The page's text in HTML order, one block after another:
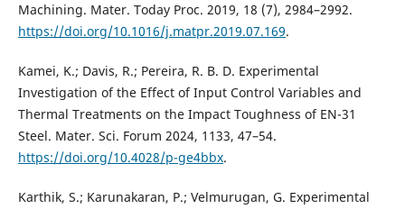
Machining. Mater. Today Proc. 2019, 18 (7), 2984–2992.
https://doi.org/10.1016/j.matpr.2019.07.169.
Kamei, K.; Davis, R.; Pereira, R. B. D. Experimental
Investigation of the Effect of Input Control Variables and
Thermal Treatments on the Impact Toughness of EN-31
Steel. Mater. Sci. Forum 2024, 1133, 47–54.
https://doi.org/10.4028/p-ge4bbx.
Karthik, S.; Karunakaran, P.; Velmurugan, G. Experimental